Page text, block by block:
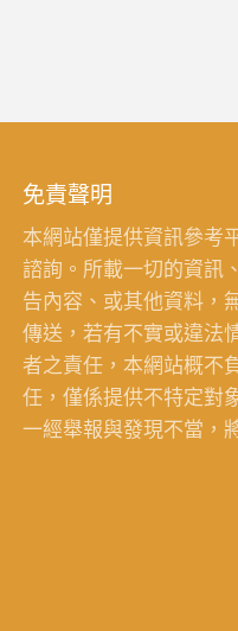
免責聲明
本網站僅提供資訊參考
諮詢。所載一切的資訊
告內容、或其他資料，
傳送，若有不實或違法
者之責任，本網站概不
任，僅係提供不特定對
一經舉報與發現不當，